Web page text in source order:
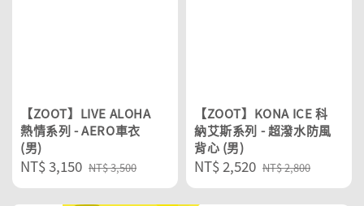
【ZOOT】LIVE ALOHA
熱情系列 - AERO車衣
(男)
Sale
price
NT$ 3,150 Regular
price
NT$ 3,500
【ZOOT】KONA ICE 科
納艾斯系列 - 超潑水防風
背心 (男)
Sale
price
NT$ 2,520 Regular
price
NT$ 2,800